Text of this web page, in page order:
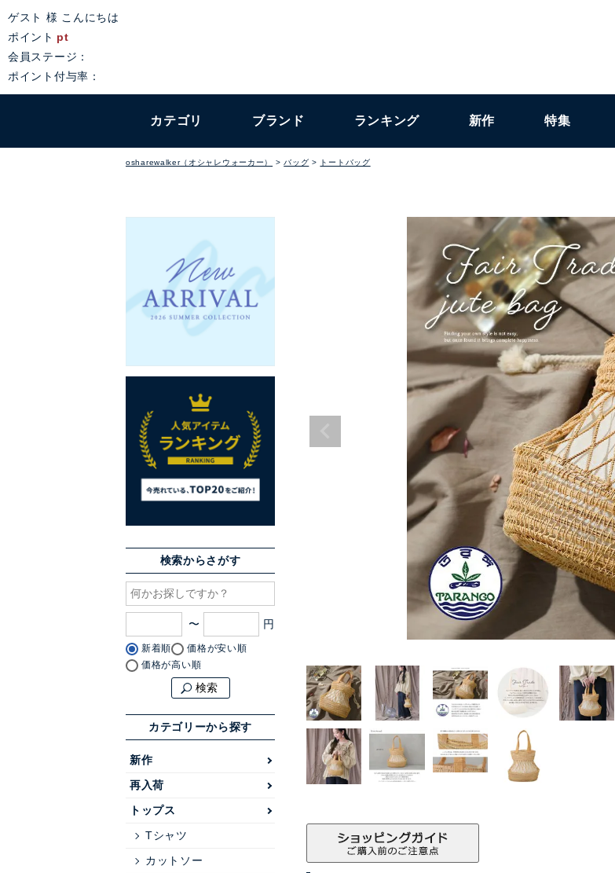
ゲスト 様 こんにちは
ポイント pt
会員ステージ：
ポイント付与率：
カテゴリ ブランド ランキング 新作 特集
osharewalker（オシャレウォーカー） バッグ トートバッグ
検索からさがす
〜
新着順
価格が安い順
価格が高い順
検索
カテゴリーから探す
新作
再入荷
トップス
Tシャツ
カットソー